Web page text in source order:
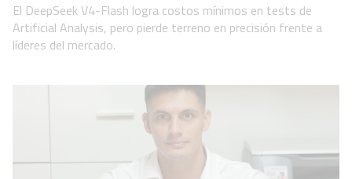
El DeepSeek V4-Flash logra costos mínimos en tests de
Artificial Analysis, pero pierde terreno en precisión frente a
líderes del mercado.